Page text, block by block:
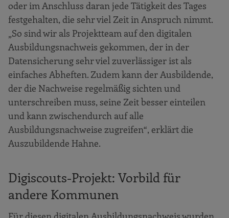
oder im Anschluss daran jede Tätigkeit des Tages
festgehalten, die sehr viel Zeit in Anspruch nimmt.
„So sind wir als Projektteam auf den digitalen
Ausbildungsnachweis gekommen, der in der
Datensicherung sehr viel zuverlässiger ist als
einfaches Abheften. Zudem kann der Ausbildende,
der die Nachweise regelmäßig sichten und
unterschreiben muss, seine Zeit besser einteilen
und kann zwischendurch auf alle
Ausbildungsnachweise zugreifen“, erklärt die
Auszubildende Hahne.
Digiscouts-Projekt: Vorbild für
andere Kommunen